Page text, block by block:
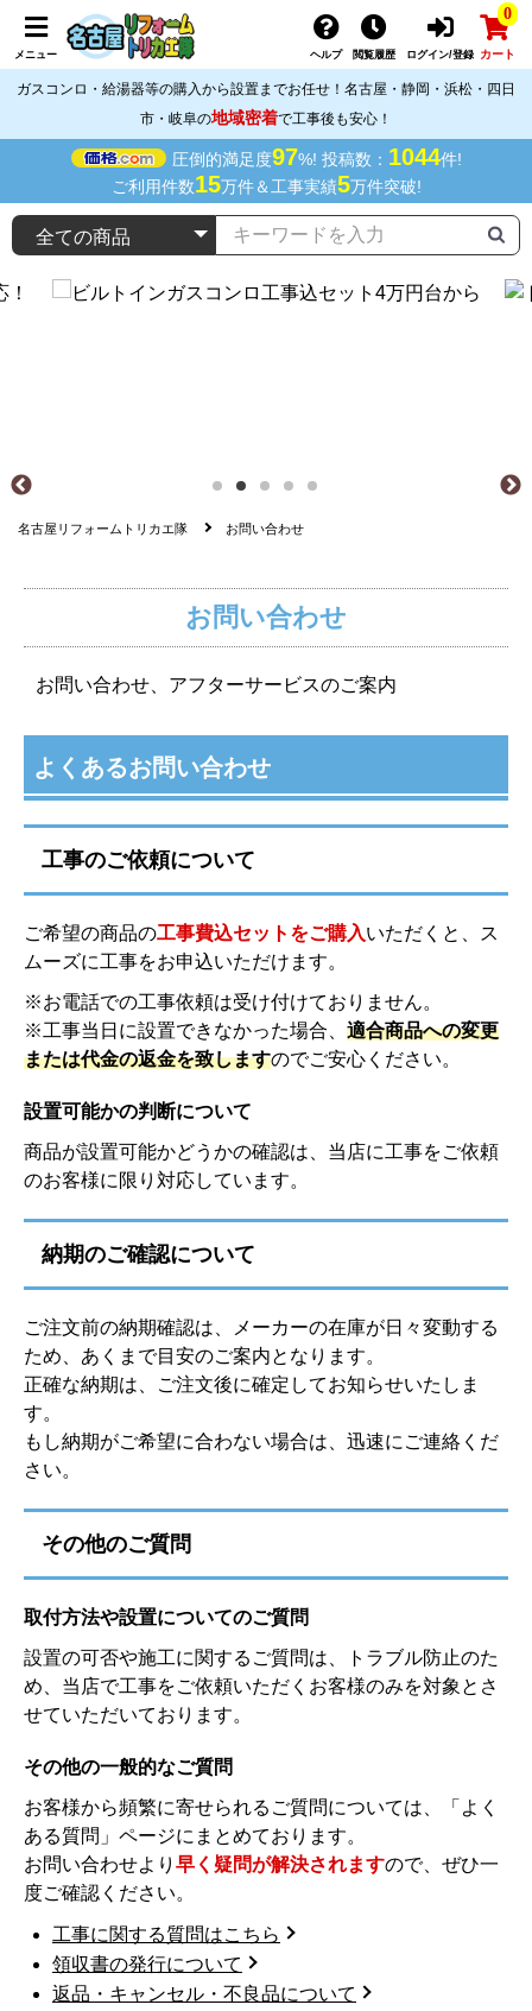
メニュー ヘルプ 閲覧履歴 ログイン/登録
0
カート
ガスコンロ・給湯器等の購入から設置までお任せ！名古屋・静岡・浜松・四日
市・岐阜の地域密着で工事後も安心！
圧倒的満足度97%! 投稿数： 1044件!
ご利用件数15万件＆工事実績5万件突破!
名古屋リフォームトリカエ隊 お問い合わせ
お問い合わせ
お問い合わせ、アフターサービスのご案内
よくあるお問い合わせ
工事のご依頼について
ご希望の商品の工事費込セットをご購入いただくと、ス
ムーズに工事をお申込いただけます。
※お電話での工事依頼は受け付けておりません。
※工事当日に設置できなかった場合、 適合商品への変更
または代金の返金を致しますのでご安心ください。
設置可能かの判断について
商品が設置可能かどうかの確認は、当店に工事をご依頼
のお客様に限り対応しています。
納期のご確認について
ご注文前の納期確認は、メーカーの在庫が日々変動する
ため、あくまで目安のご案内となります。
正確な納期は、ご注文後に確定してお知らせいたしま
す。
もし納期がご希望に合わない場合は、迅速にご連絡くだ
さい。
その他のご質問
取付方法や設置についてのご質問
設置の可否や施工に関するご質問は、トラブル防止のた
め、当店で工事をご依頼いただくお客様のみを対象とさ
せていただいております。
その他の一般的なご質問
お客様から頻繁に寄せられるご質問については、「よく
ある質問」ページにまとめております。
お問い合わせより 早く疑問が解決されますので、ぜひ一
度ご確認ください。
工事に関する質問はこちら
領収書の発行について
返品・キャンセル・不良品について